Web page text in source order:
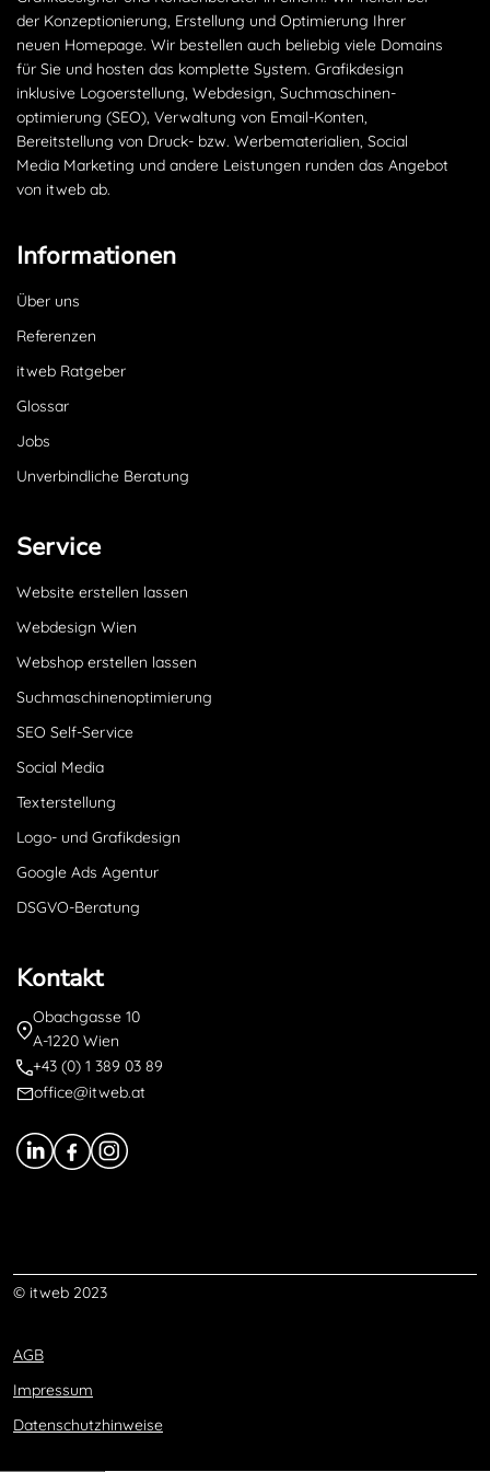
der Konzeptionierung, Erstellung und Optimierung Ihrer
neuen Homepage. Wir bestellen auch beliebig viele Domains
für Sie und hosten das komplette System. Grafikdesign
inklusive Logoerstellung, Webdesign, Suchmaschinen­
optimierung (SEO), Verwaltung von Email-Konten,
Bereitstellung von Druck- bzw. Werbematerialien, Social
Media Marketing und andere Leistungen runden das Angebot
von itweb ab.
Informationen
Über uns
Referenzen
itweb Ratgeber
Glossar
Jobs
Unverbindliche Beratung
Service
Website erstellen lassen
Webdesign Wien
Webshop erstellen lassen
Suchmaschinenoptimierung
SEO Self-Service
Social Media
Texterstellung
Logo- und Grafikdesign
Google Ads Agentur
DSGVO-Beratung
Kontakt
Obachgasse 10
A-1220 Wien
+43 (0) 1 389 03 89
office@itweb.at
© itweb 2023
AGB
Impressum
Datenschutzhinweise